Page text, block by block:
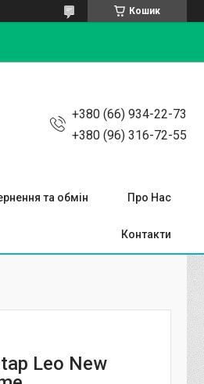
Кошик
+380 (66) 934-22-73
+380 (96) 316-72-55
та обмін Про Нас
Контакти
Leo New